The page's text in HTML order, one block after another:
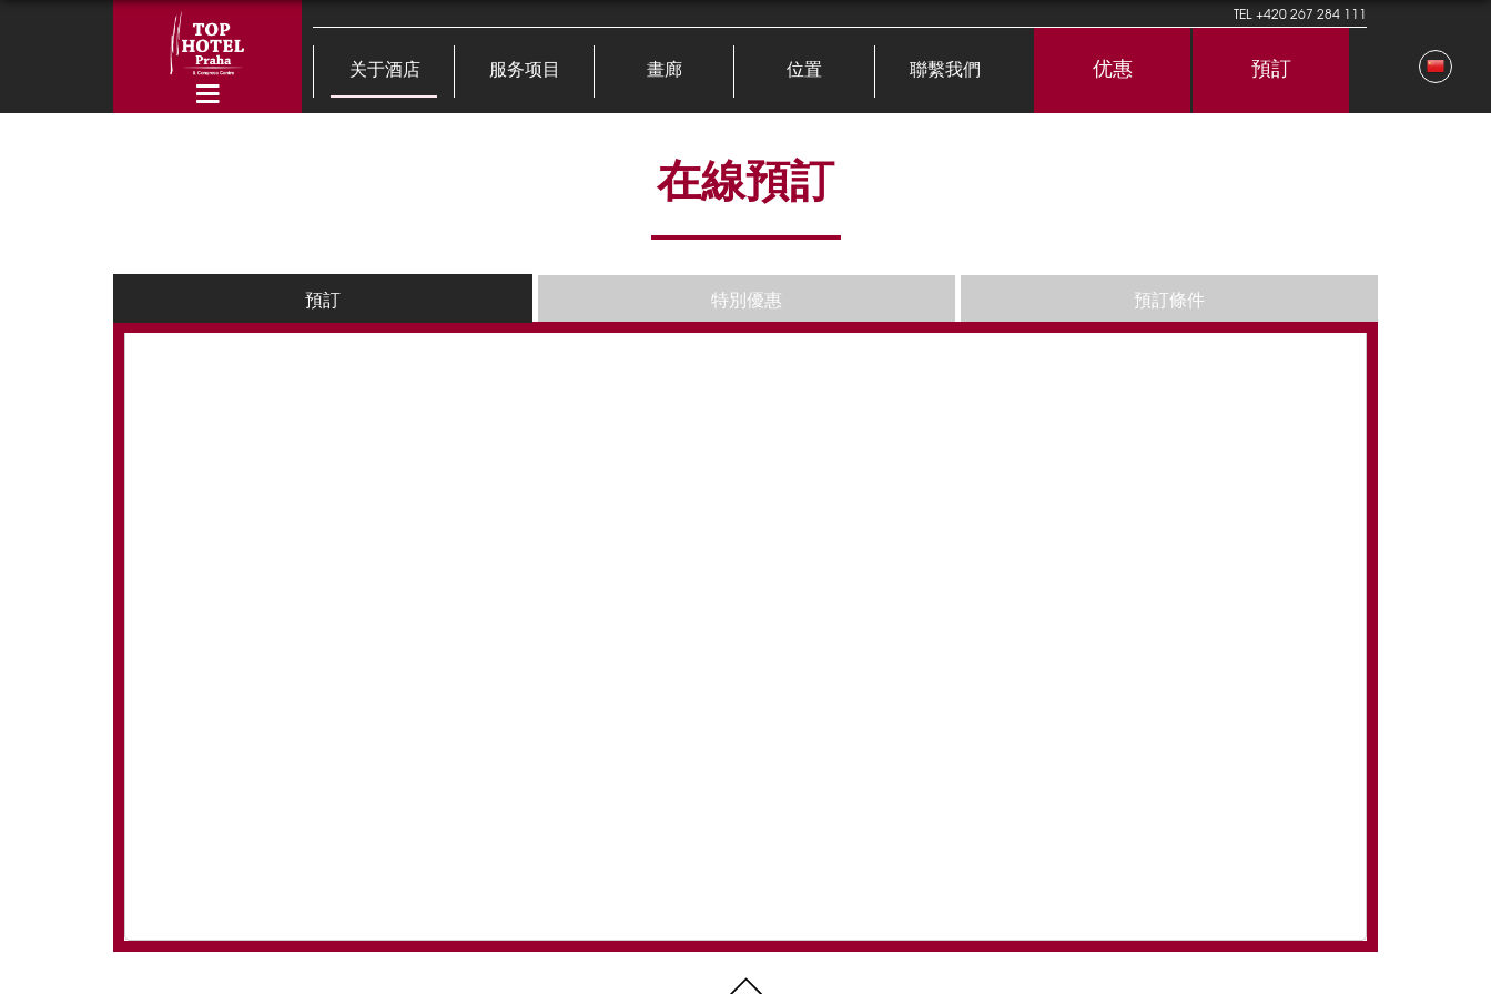
TEL+420 267 284 111
关于酒店 服务项目 畫廊 位置 聯繫我們 优惠 預訂
在線預訂
預訂 特別優惠 預訂條件